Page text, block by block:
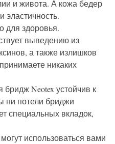
и живота. А кожа бедер
и эластичность.
для здоровья.
выведению из
, атакже излишков
принимаете никаких
бриджNeotexустойчив к
ни потели бриджи
специальных вкладок,
могут использоваться вами